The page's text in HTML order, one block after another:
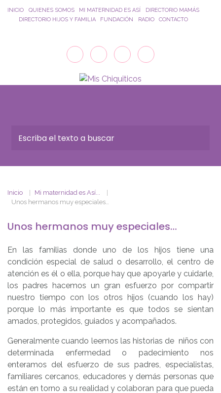
Saltar al contenido principal
INICIO QUIENES SOMOS MI MATERNIDAD ES ASÍ
DIRECTORIO MAMÁS
DIRECTORIO HIJOS Y FAMILIA
FUNDACIÓN RADIO CONTACTO
Inicio
Mi maternidad es Así...
Unos hermanos muy especiales…
Unos hermanos muy especiales…
En las familias donde uno de los hijos tiene una
condición especial de salud o desarrollo, el centro de
atención es él o ella, porque hay que apoyarle y cuidarle,
los padres hacemos un gran esfuerzo por compartir
nuestro tiempo con los otros hijos (cuando los hay)
porque lo más importante es que todos se sientan
amados, protegidos, guiados y acompañados.
Generalmente cuando leemos las historias de niños con
determinada enfermedad o padecimiento nos
enteramos del esfuerzo de sus padres, especialistas,
familiares cercanos, educadores y demás personas que
están en torno a su realidad y colaboran para que pueda